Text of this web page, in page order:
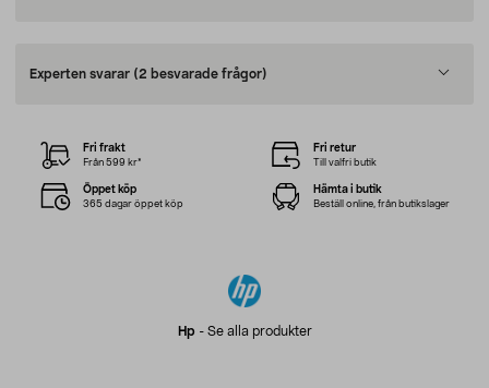
Experten svarar (2 besvarade frågor)
Hp - Se alla produkter
Fri frakt
Från 599 kr*
Fri retur
Till valfri butik
Öppet köp
365 dagar öppet köp
Hämta i butik
Beställ online, från butikslager